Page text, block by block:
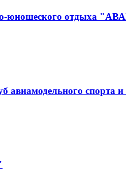
юношеского отдыха
спорта